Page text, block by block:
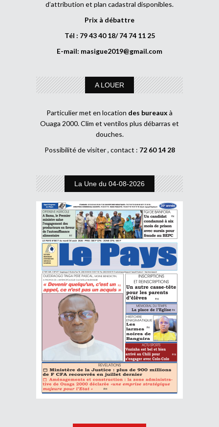
d’attribution et plan cadastral disponibles.
Prix à débattre
Tél : 79 43 40 18/ 74 74 11 25
E-mail: masigue2019@gmail.com
A LOUER
Particulier met en location des bureaux à
Ouaga 2000. Clim et ventilos plus débarras et
douches.
Possibilité de visiter , contact : 72 60 14 28
La Une du 04-08-2026